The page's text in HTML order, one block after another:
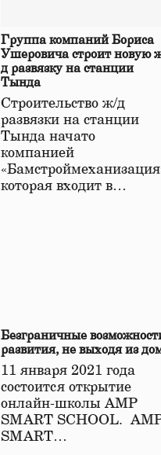
Группа компаний Бориса
Ушеровича строит новую
д развязку на станции
Тында
Строительство ж/д
развязки на станции
Тында начато
компанией
которая входит в…
Безграничные
развития, не выходя из
11 января 2021 года
состоится открытие
онлайн-школы АМР
SMART SCHOOL.
SMART…